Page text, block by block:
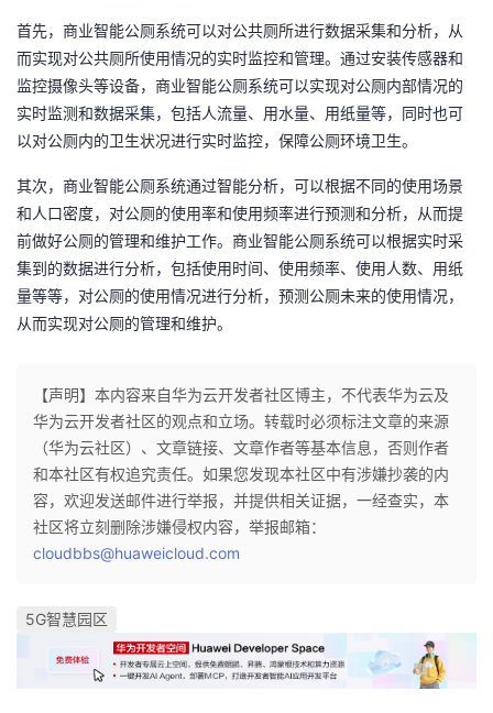
我
的
博
客
我
的
论
坛
我
的
圈
子
我
的
直
我
的
动
我
关
注
的
开
发
者
学
我
的
Programs
我
的
支
持
我
首先，商业智能公厕系统可以对公共厕所进行数据采集和分析，从
而实现对公共厕所使用情况的实时监控和管理。通过安装传感器和
监控摄像头等设备，商业智能公厕系统可以实现对公厕内部情况的
实时监测和数据采集，包括人流量、用水量、用纸量等，同时也可
以对公厕内的卫生状况进行实时监控，保障公厕环境卫生。
其次，商业智能公厕系统通过智能分析，可以根据不同的使用场景
和人口密度，对公厕的使用率和使用频率进行预测和分析，从而提
前做好公厕的管理和维护工作。商业智能公厕系统可以根据实时采
集到的数据进行分析，包括使用时间、使用频率、使用人数、用纸
量等等，对公厕的使用情况进行分析，预测公厕未来的使用情况，
从而实现对公厕的管理和维护。
【声明】本内容来自华为云开发者社区博主，不代表华为云及
华为云开发者社区的观点和立场。转载时必须标注文章的来源
（华为云社区）、文章链接、文章作者等基本信息，否则作者
和本社区有权追究责任。如果您发现本社区中有涉嫌抄袭的内
容，欢迎发送邮件进行举报，并提供相关证据，一经查实，本
社区将立刻删除涉嫌侵权内容，举报邮箱：
cloudbbs@huaweicloud.com
5G智慧园区